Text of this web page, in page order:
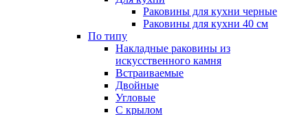
Раковины для кухни черные
Раковины для кухни 40 см
По типу
Накладные раковины из
искусственного камня
Встраиваемые
Двойные
Угловые
С крылом